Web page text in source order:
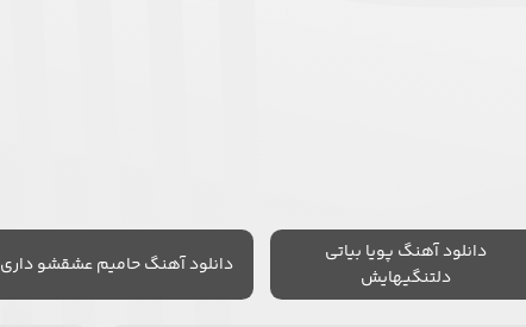
دانلود آهنگ پویا بیاتی
دلتنگیهایش
دانلود آهنگ حامیم عشقشو داری